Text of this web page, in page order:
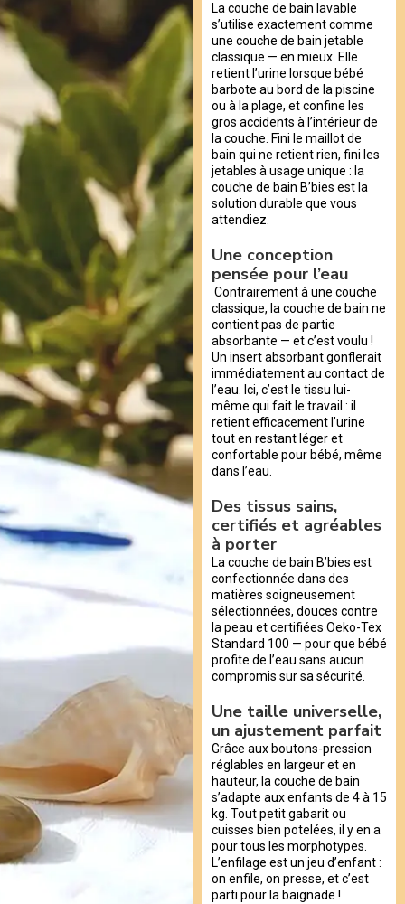
La couche de bain lavable
s’utilise exactement comme
une couche de bain jetable
classique — en mieux. Elle
retient l’urine lorsque bébé
barbote au bord de la piscine
ou à la plage, et confine les
gros accidents à l’intérieur de
la couche. Fini le maillot de
bain qui ne retient rien, fini les
jetables à usage unique : la
couche de bain B’bies est la
solution durable que vous
attendiez.
Une conception
pensée pour l’eau
Contrairement à une couche
classique, la couche de bain ne
contient pas de partie
absorbante — et c’est voulu !
Un insert absorbant gonflerait
immédiatement au contact de
l’eau. Ici, c’est le tissu lui-
même qui fait le travail : il
retient efficacement l’urine
tout en restant léger et
confortable pour bébé, même
dans l’eau.
Des tissus sains,
certifiés et agréables
à porter
La couche de bain B’bies est
confectionnée dans des
matières soigneusement
sélectionnées, douces contre
la peau et certifiées Oeko-Tex
Standard 100 — pour que bébé
profite de l’eau sans aucun
compromis sur sa sécurité.
Une taille universelle,
un ajustement parfait
Grâce aux boutons-pression
réglables en largeur et en
hauteur, la couche de bain
s’adapte aux enfants de 4 à 15
kg. Tout petit gabarit ou
cuisses bien potelées, il y en a
pour tous les morphotypes.
L’enfilage est un jeu d’enfant :
on enfile, on presse, et c’est
parti pour la baignade !